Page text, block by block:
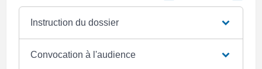
Instruction du dossier
Convocation à l'audience